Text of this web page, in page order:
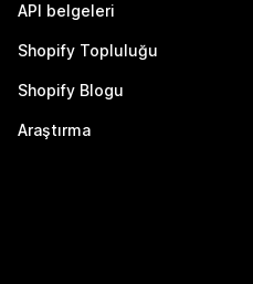
API belgeleri
Shopify Topluluğu
Shopify Blogu
Araştırma